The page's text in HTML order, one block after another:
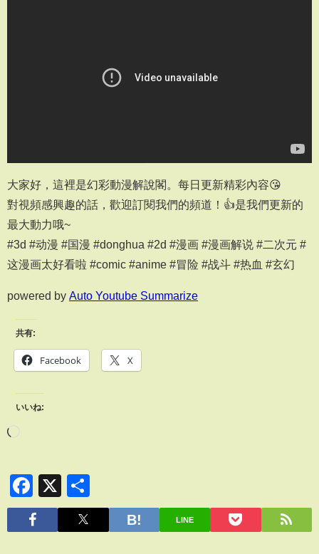
大家好，這裡是幻彩動漫解說閣。每日更新精彩內容😘
對視頻感興趣的話，歡迎訂閱我們的頻道！👍是我們更新的
最大動力哦~
#3d #动漫 #国漫 #donghua #2d #漫画 #漫画解说 #二次元 #
这漫画太好看啦 #comic #anime #冒险 #战斗 #热血 #玄幻
powered by Auto Youtube Summarize
共有:
Facebook X
いいね:
Facebook
X
有
LINE